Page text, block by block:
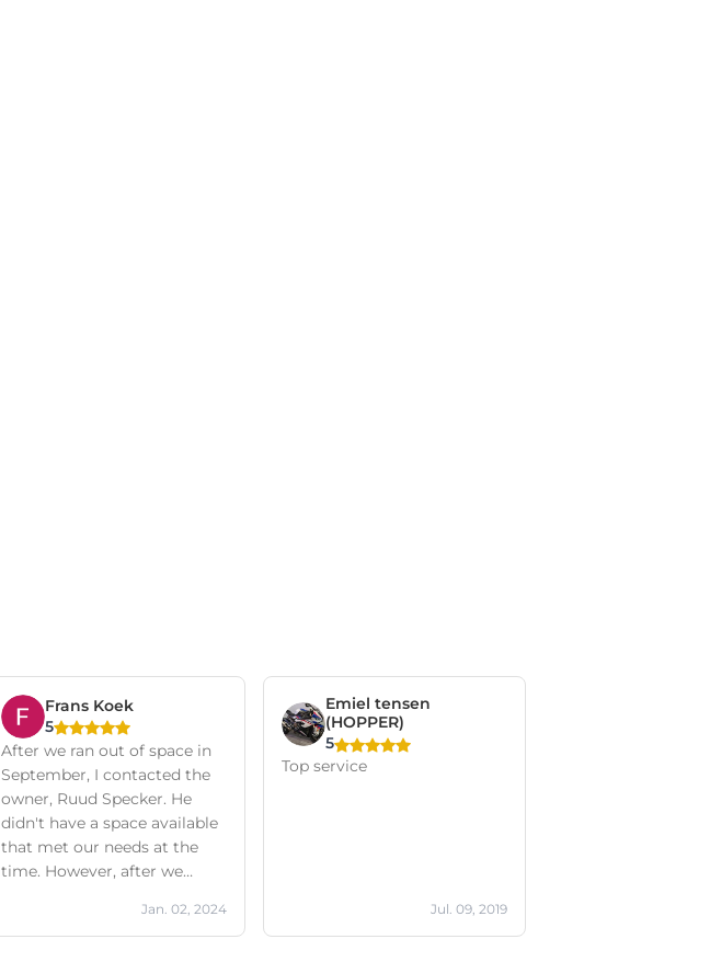
Frans Koek
5
After we ran out of space in
September, I contacted the
owner, Ruud Specker. He
didn't have a space available
that met our needs at the
time. However, after we
about our urgency, Ruud
suddenly called to say he had
Jan. 02, 2024
Emiel tensen
(HOPPER)
5
Top service
Jul. 09, 2019